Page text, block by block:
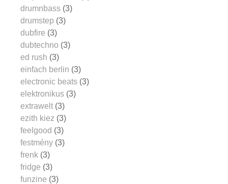
drumnbass (3)
drumstep (3)
dubfire (3)
dubtechno (3)
ed rush (3)
einfach berlin (3)
electronic beats (3)
elektronikus (3)
extrawelt (3)
ezith kiez (3)
feelgood (3)
festmény (3)
frenk (3)
fridge (3)
funzine (3)